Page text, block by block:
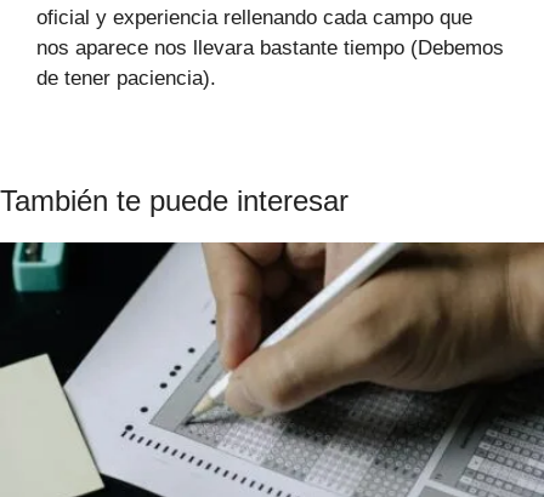
oficial y experiencia rellenando cada campo que
nos aparece nos llevara bastante tiempo (Debemos
de tener paciencia).
También te puede interesar